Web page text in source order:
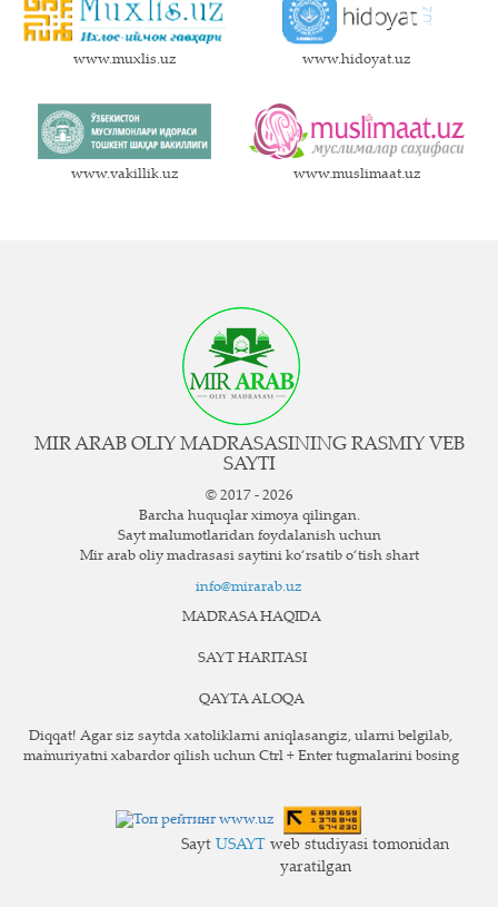
www.muxlis.uz www.hidoyat.uz
www.vakillik.uz www.muslimaat.uz
MIR ARAB OLIY MADRASASINING RASMIY VEB
SAYTI
© 2017 - 2026
Barcha huquqlar ximoya qilingan.
Sayt ma`lumotlaridan foydalanish uchun
Mir arab oliy madrasasi saytini ko‘rsatib o‘tish shart
info@mirarab.uz
MADRASA HAQIDA
SAYT HARITASI
QAYTA ALOQA
Diqqat! Agar siz saytda xatoliklarni aniqlasangiz, ularni belgilab,
ma`muriyatni xabardor qilish uchun Ctrl + Enter tugmalarini bosing
Sayt USAYT web studiyasi tomonidan
yaratilgan